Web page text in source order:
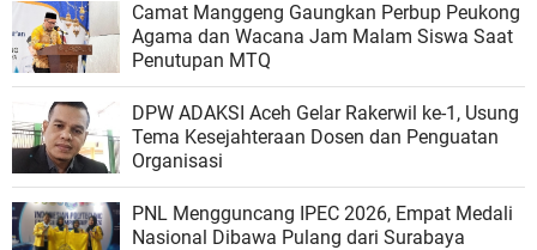
Camat Manggeng Gaungkan Perbup Peukong
Agama dan Wacana Jam Malam Siswa Saat
Penutupan MTQ
DPW ADAKSI Aceh Gelar Rakerwil ke-1, Usung
Tema Kesejahteraan Dosen dan Penguatan
Organisasi
PNL Mengguncang IPEC 2026, Empat Medali
Nasional Dibawa Pulang dari Surabaya